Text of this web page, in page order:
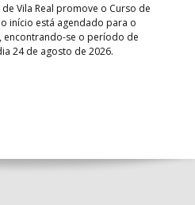
Vila Real promove o Curso de
início está agendado para o
encontrando-se o período de
24 de agosto de 2026.